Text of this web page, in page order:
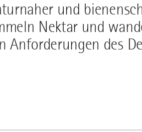
und
Nektar und
Anforderungen des